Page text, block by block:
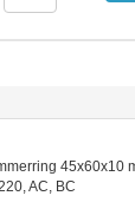
45x60x10
AC, BC